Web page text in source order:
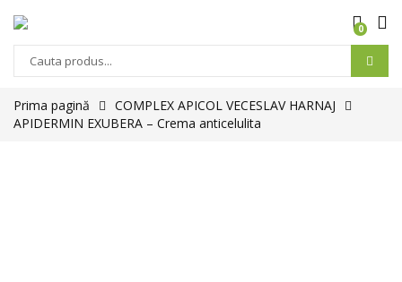
0
Prima pagină
COMPLEX APICOL VECESLAV HARNAJ
APIDERMIN EXUBERA – Crema anticelulita